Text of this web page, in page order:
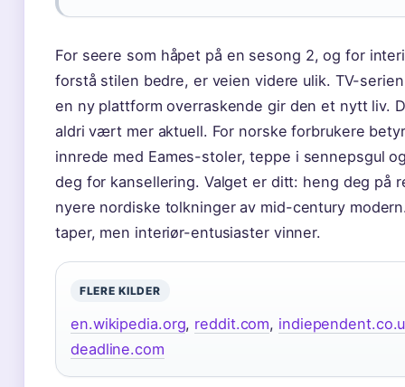
For seere som håpet på en sesong 2, og for
forstå stilen bedre, er veien videre ulik. TV-
en ny plattform overraskende gir den et nytt liv.
aldri vært mer aktuell. For norske forbrukere
innrede med Eames-stoler, teppe i sennepsgul
deg for kansellering. Valget er ditt: heng deg på
nyere nordiske tolkninger av mid-century
taper, men interiør-entusiaster vinner.
FLERE KILDER
en.wikipedia.org, reddit.com,
deadline.com